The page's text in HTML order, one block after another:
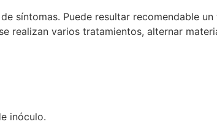
síntomas. Puede resultar recomendable
realizan varios tratamientos, alternar
inóculo.